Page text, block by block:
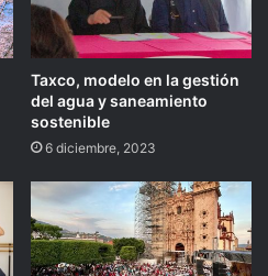
Taxco, modelo en la gestión
del agua y saneamiento
sostenible
6 diciembre, 2023